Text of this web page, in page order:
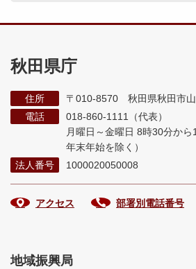
秋田県庁
住所
〒010-8570 秋田県秋田市
電話
018-860-1111（代表）
月曜日～金曜日 8時30分か
年末年始を除く）
法人番号
1000020050008
アクセス 部署別電話番号
地域振興局